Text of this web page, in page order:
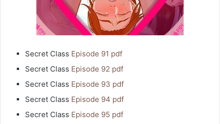
Secret Class Episode 91 pdf
Secret Class Episode 92 pdf
Secret Class Episode 93 pdf
Secret Class Episode 94 pdf
Secret Class Episode 95 pdf